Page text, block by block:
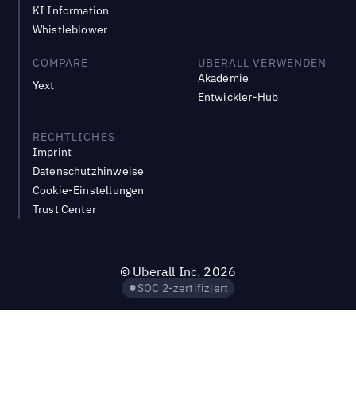
KI Information
Whistleblower
COMPARE
Yext
UBERALL VERWENDEN
Akademie
Entwickler-Hub
RECHTLICHES
Imprint
Datenschutzhinweise
Cookie-Einstellungen
Trust Center
© Uberall Inc. 2026
SOC 2-zertifiziert